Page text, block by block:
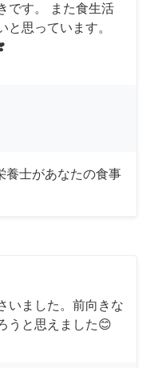
です。 また食生活
と思っています。
士があなたの食事
いました。前向きな
うと思えました😊